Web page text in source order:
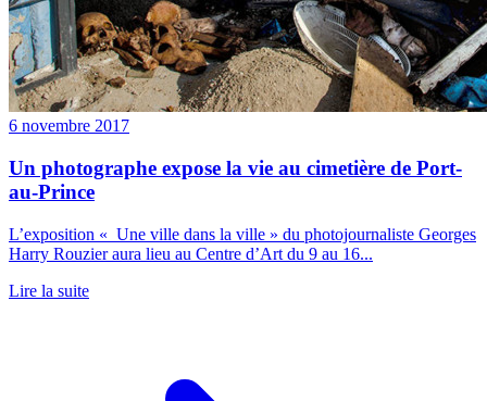
6 novembre 2017
Un photographe expose la vie au cimetière de Port-
au-Prince
L’exposition « Une ville dans la ville » du photojournaliste Georges
Harry Rouzier aura lieu au Centre d’Art du 9 au 16...
Lire la suite